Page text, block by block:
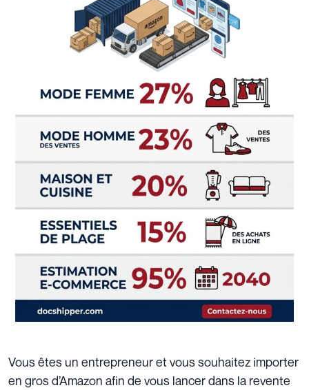
Vous êtes un entrepreneur et vous souhaitez importer
en gros d’Amazon afin de vous lancer dans la revente